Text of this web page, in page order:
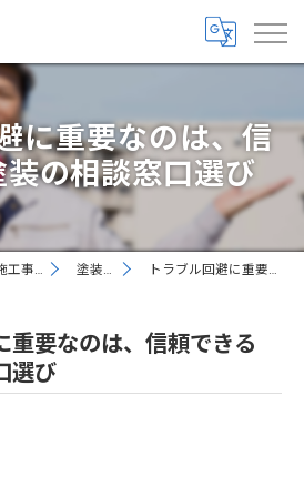
に重要なのは、信
の相談窓口選び
事例 お客様の声 塗装現場レポート トラブル回避に重要なのは、信頼できる塗装の相談窓口選び
重要なのは、信頼できる
選び